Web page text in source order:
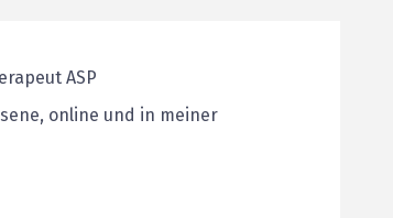
ASP
online und in meiner